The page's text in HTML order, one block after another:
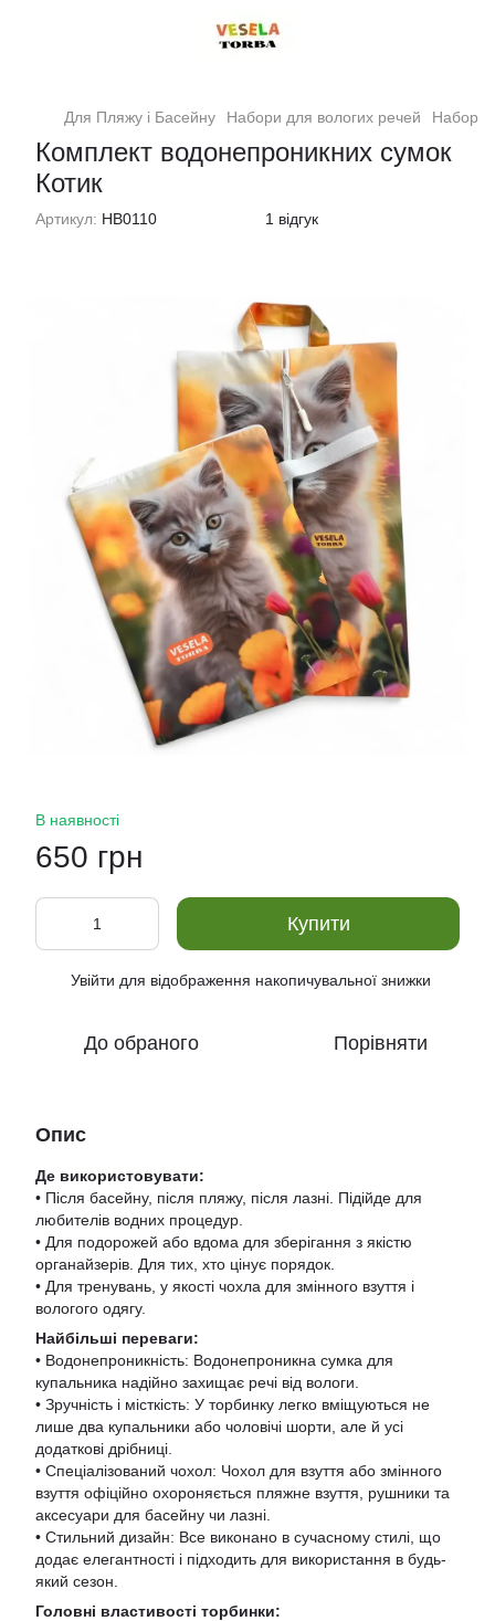
Для Пляжу і Басейну Набори для вологих речей Набори
Комплект водонепроникних сумок
Котик
Артикул: НВ0110 1 відгук
В наявності
650 грн
Купити
Увійти для відображення накопичувальної знижки
До обраного Порівняти
Опис
Де використовувати:
• Після басейну, після пляжу, після лазні. Підійде для
любителів водних процедур.
• Для подорожей або вдома для зберігання з якістю
органайзерів. Для тих, хто цінує порядок.
• Для тренувань, у якості чохла для змінного взуття і
вологого одягу.
Найбільші переваги:
​​• Водонепроникність: Водонепроникна сумка для
купальника надійно захищає речі від вологи.
• Зручність і місткість: У торбинку легко вміщуються не
лише два купальники або чоловічі шорти, але й усі
додаткові дрібниці.
• Спеціалізований чохол: Чохол для взуття або змінного
взуття офіційно охороняється пляжне взуття, рушники та
аксесуари для басейну чи лазні.
• Стильний дизайн: Все виконано в сучасному стилі, що
додає елегантності і підходить для використання в будь-
який сезон.
Головні властивості торбинки: